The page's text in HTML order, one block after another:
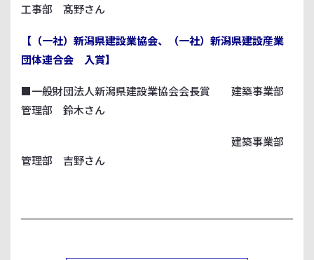
工事部 髙野さん
【（一社）新潟県建設業協会、（一社）新潟県建設産業
団体連合会 入賞】
■一般財団法人新潟県建設業協会会長賞 建築事業部
管理部 鈴木さん
建築事業部
管理部 吉野さん